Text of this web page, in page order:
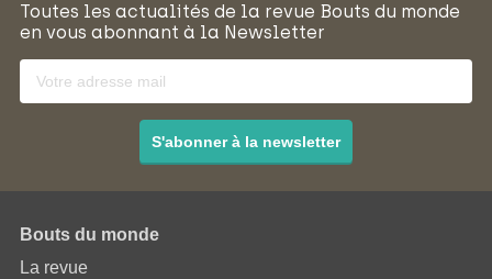
Toutes les actualités de la revue Bouts du monde
en vous abonnant à la Newsletter
S'abonner à la newsletter
Bouts du monde
La revue